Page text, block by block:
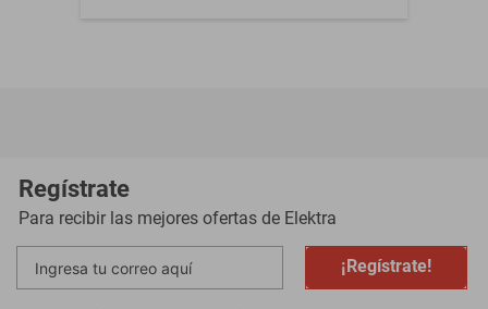
Regístrate
Para recibir las mejores ofertas de Elektra
¡Regístrate!